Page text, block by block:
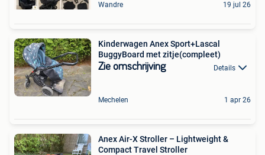
Wandre 19 jul 26
Kinderwagen Anex Sport+Lascal
BuggyBoard met zitje(compleet)
Zie omschrijving Details
Mechelen 1 apr 26
Anex Air-X Stroller – Lightweight &
Compact Travel Stroller